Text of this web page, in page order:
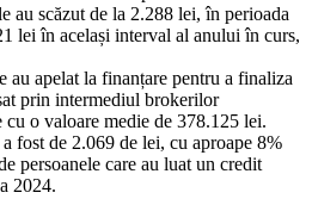
au scăzut de la 2.288 lei, în perioada
lei în același interval al anului în curs,
au apelat la finanțare pentru a finaliza
prin intermediul brokerilor
o valoare medie de 378.125 lei.
fost de 2.069 de lei, cu aproape 8%
persoanele care au luat un credit
2024.